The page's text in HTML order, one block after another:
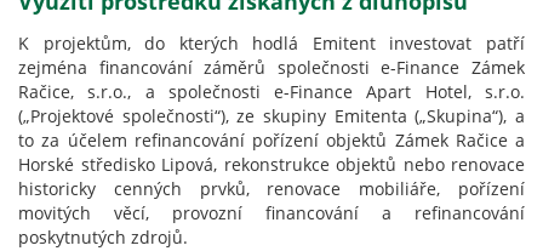
K projektům, do kterých hodlá Emitent investovat patří
zejména financování záměrů společnosti e-Finance Zámek
Račice, s.r.o., a společnosti e-Finance Apart Hotel, s.r.o.
(„Projektové společnosti“), ze skupiny Emitenta („Skupina“), a
to za účelem refinancování pořízení objektů Zámek Račice a
Horské středisko Lipová, rekonstrukce objektů nebo renovace
historicky cenných prvků, renovace mobiliáře, pořízení
movitých věcí, provozní financování a refinancování
poskytnutých zdrojů.